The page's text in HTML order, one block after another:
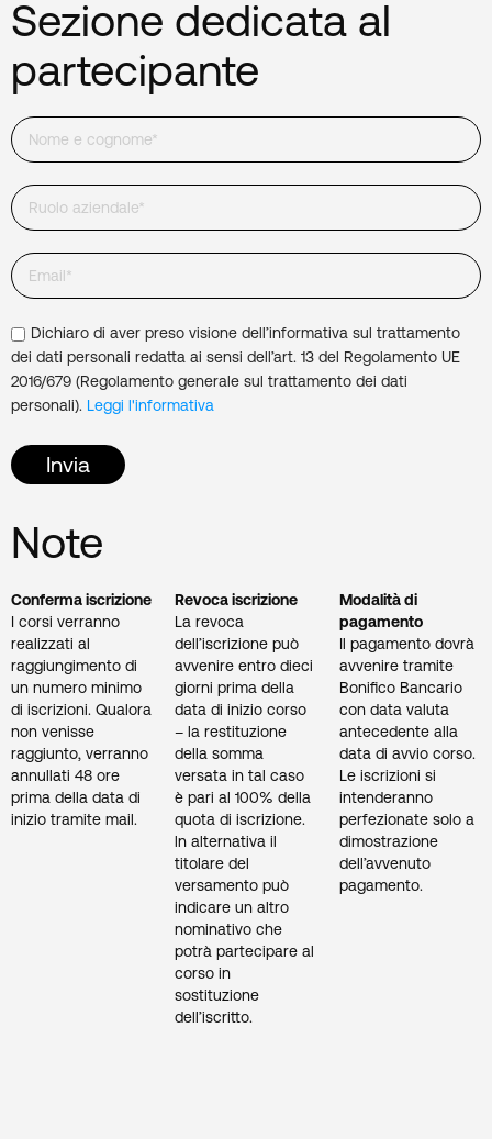
Sezione dedicata al
partecipante
Dichiaro di aver preso visione dell’informativa sul trattamento
dei dati personali redatta ai sensi dell’art. 13 del Regolamento UE
2016/679 (Regolamento generale sul trattamento dei dati
personali). Leggi l'informativa
Note
Conferma iscrizione
I corsi verranno
realizzati al
raggiungimento di
un numero minimo
di iscrizioni. Qualora
non venisse
raggiunto, verranno
annullati 48 ore
prima della data di
inizio tramite mail.
Revoca iscrizione
La revoca
dell’iscrizione può
avvenire entro dieci
giorni prima della
data di inizio corso
– la restituzione
della somma
versata in tal caso
è pari al 100% della
quota di iscrizione.
ln alternativa il
titolare del
versamento può
indicare un altro
nominativo che
potrà partecipare al
corso in
sostituzione
dell’iscritto.
Modalità di
pagamento
Il pagamento dovrà
avvenire tramite
Bonifico Bancario
con data valuta
antecedente alla
data di avvio corso.
Le iscrizioni si
intenderanno
perfezionate solo a
dimostrazione
dell’avvenuto
pagamento.